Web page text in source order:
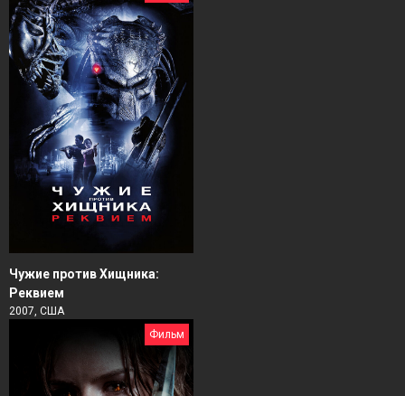
Чужие против Хищника:
Реквием
2007, США
Фильм